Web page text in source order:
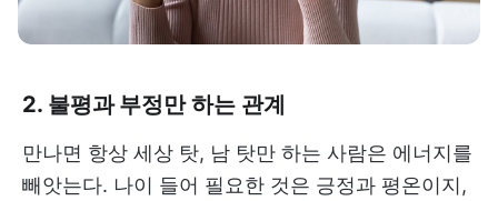
2. 불평과 부정만 하는 관계
만나면 항상 세상 탓, 남 탓만 하는 사람은 에너지를
빼앗는다. 나이 들어 필요한 것은 긍정과 평온이지,